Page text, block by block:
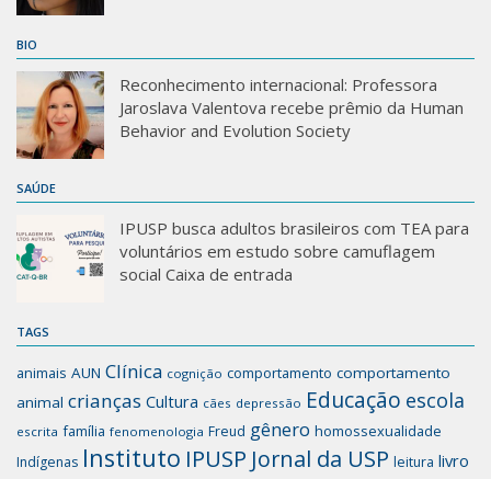
BIO
Reconhecimento internacional: Professora
Jaroslava Valentova recebe prêmio da Human
Behavior and Evolution Society
SAÚDE
IPUSP busca adultos brasileiros com TEA para
voluntários em estudo sobre camuflagem
social Caixa de entrada
TAGS
animais AUN Clínica cognição comportamento comportamento
animal crianças Cultura cães depressão Educação escola
escrita família fenomenologia Freud gênero homossexualidade
Indígenas Instituto IPUSP Jornal da USP leitura livro